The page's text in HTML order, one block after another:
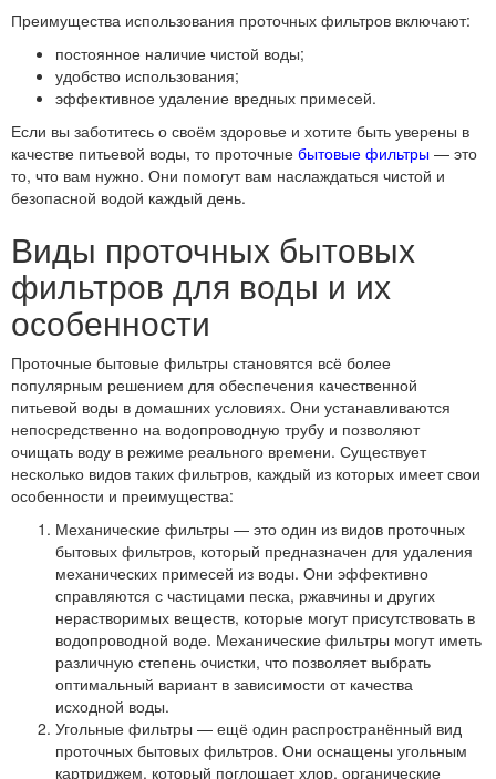
Преимущества использования проточных фильтров включают:
постоянное наличие чистой воды;
удобство использования;
эффективное удаление вредных примесей.
Если вы заботитесь о своём здоровье и хотите быть уверены в
качестве питьевой воды, то проточные бытовые фильтры — это
то, что вам нужно. Они помогут вам наслаждаться чистой и
безопасной водой каждый день.
Виды проточных бытовых
фильтров для воды и их
особенности
Проточные бытовые фильтры становятся всё более
популярным решением для обеспечения качественной
питьевой воды в домашних условиях. Они устанавливаются
непосредственно на водопроводную трубу и позволяют
очищать воду в режиме реального времени. Существует
несколько видов таких фильтров, каждый из которых имеет свои
особенности и преимущества:
Механические фильтры — это один из видов проточных
бытовых фильтров, который предназначен для удаления
механических примесей из воды. Они эффективно
справляются с частицами песка, ржавчины и других
нерастворимых веществ, которые могут присутствовать в
водопроводной воде. Механические фильтры могут иметь
различную степень очистки, что позволяет выбрать
оптимальный вариант в зависимости от качества
исходной воды.
Угольные фильтры — ещё один распространённый вид
проточных бытовых фильтров. Они оснащены угольным
картриджем, который поглощает хлор, органические